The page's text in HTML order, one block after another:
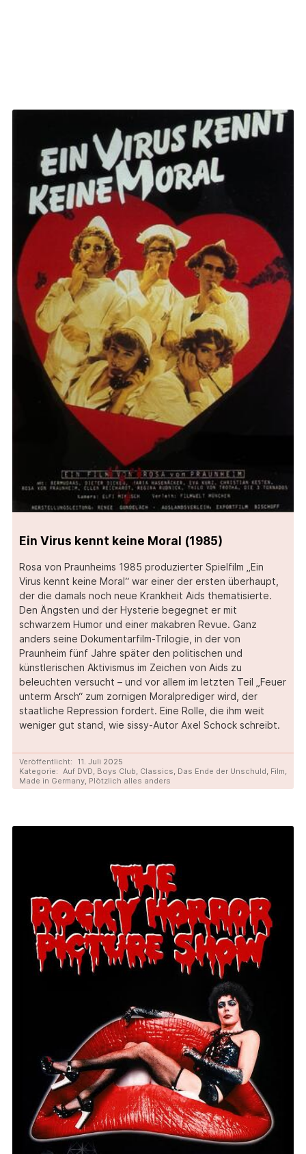
Ein Virus kennt keine Moral (1985)
Rosa von Praunheims 1985 produzierter Spielfilm „Ein
Virus kennt keine Moral“ war einer der ersten überhaupt,
der die damals noch neue Krankheit Aids thematisierte.
Den Ängsten und der Hysterie begegnet er mit
schwarzem Humor und einer makabren Revue. Ganz
anders seine Dokumentarfilm-Trilogie, in der von
Praunheim fünf Jahre später den politischen und
künstlerischen Aktivismus im Zeichen von Aids zu
beleuchten versucht – und vor allem im letzten Teil „Feuer
unterm Arsch“ zum zornigen Moralprediger wird, der
staatliche Repression fordert. Eine Rolle, die ihm weit
weniger gut stand, wie sissy-Autor Axel Schock schreibt.
Veröffentlicht:
11. Juli 2025
Kategorie: Auf DVD, Boys Club, Classics, Das Ende der Unschuld, Film,
Made in Germany, Plötzlich alles anders